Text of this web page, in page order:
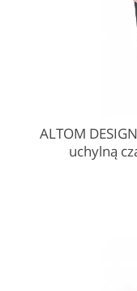
ALTOM
uchylną